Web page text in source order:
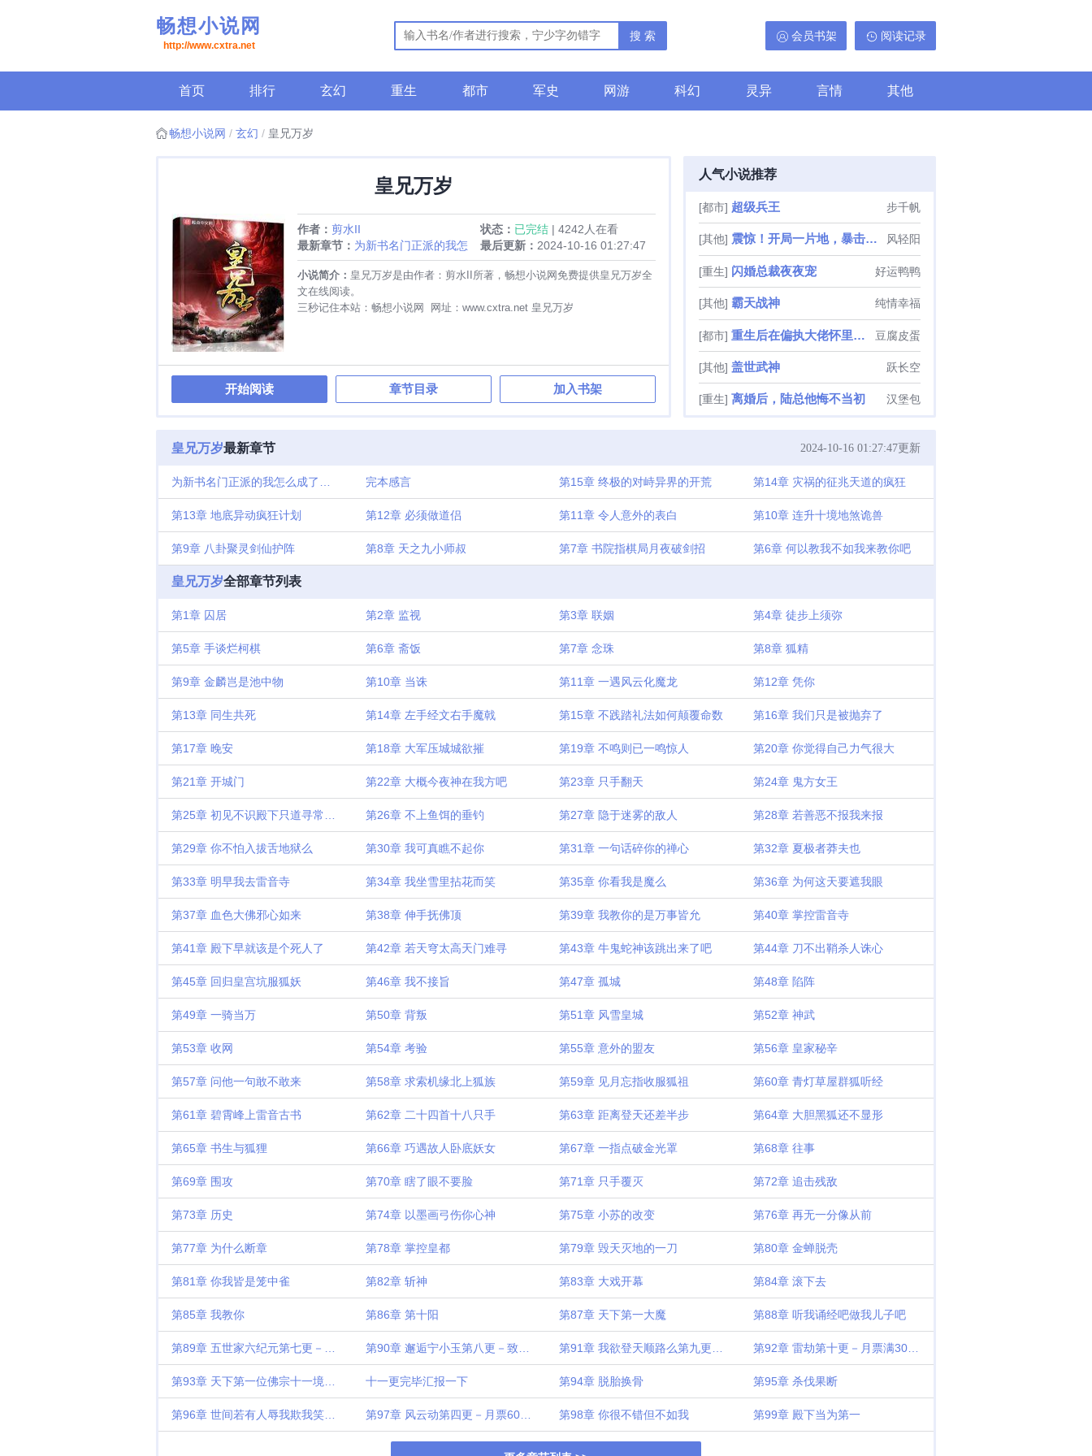
畅想小说网
http://www.cxtra.net
阅读记录
会员书架
搜 索
首页 排行 玄幻 重生 都市 军史 网游 科幻 灵异 言情 其他
畅想小说网 玄幻 皇兄万岁
皇兄万岁
作者： 剪水II 状态： 已完结 | 4242人在看
最新章节： 为新书名门正派的我怎
么成了魔皇求支持
最后更新： 2024-10-16 01:27:47
小说简介： 皇兄万岁是由作者：剪水II所著，畅想小说网免费提供皇兄万岁全
文在线阅读。
三秒记住本站：畅想小说网 网址：www.cxtra.net 皇兄万岁
开始阅读 章节目录 加入书架
人气小说推荐
[都市] 超级兵王 步千帆
[其他] 震惊！开局一片地，暴击出奇迹 风轻阳
[重生] 闪婚总裁夜夜宠 好运鸭鸭
[其他] 霸天战神 纯情幸福
[都市] 重生后在偏执大佬怀里撒野 豆腐皮蛋
[其他] 盖世武神 跃长空
[重生] 离婚后，陆总他悔不当初 汉堡包
皇兄万岁最新章节 2024-10-16 01:27:47更新
完本感言 第15章 终极的对峙异界的开荒 第14章 灾祸的征兆天道的疯狂
第13章 地底异动疯狂计划 第12章 必须做道侣 第11章 令人意外的表白 第10章 连升十境地煞诡兽
第9章 八卦聚灵剑仙护阵 第8章 天之九小师叔 第7章 书院指棋局月夜破剑招 第6章 何以教我不如我来教你吧
皇兄万岁全部章节列表
第1章 囚居 第2章 监视 第3章 联姻 第4章 徒步上须弥
第5章 手谈烂柯棋 第6章 斋饭 第7章 念珠 第8章 狐精
第9章 金麟岂是池中物 第10章 当诛 第11章 一遇风云化魔龙 第12章 凭你
第13章 同生共死 第14章 左手经文右手魔戟 第15章 不践踏礼法如何颠覆命数 第16章 我们只是被抛弃了
第17章 晚安 第18章 大军压城城欲摧 第19章 不鸣则已一鸣惊人 第20章 你觉得自己力气很大
第21章 开城门 第22章 大概今夜神在我方吧 第23章 只手翻天 第24章 鬼方女王
第26章 不上鱼饵的垂钓 第27章 隐于迷雾的敌人 第28章 若善恶不报我来报
第29章 你不怕入拔舌地狱么 第30章 我可真瞧不起你 第31章 一句话碎你的禅心 第32章 夏极者莽夫也
第33章 明早我去雷音寺 第34章 我坐雪里拈花而笑 第35章 你看我是魔么 第36章 为何这天要遮我眼
第37章 血色大佛邪心如来 第38章 伸手抚佛顶 第39章 我教你的是万事皆允 第40章 掌控雷音寺
第41章 殿下早就该是个死人了 第42章 若天穹太高天门难寻 第43章 牛鬼蛇神该跳出来了吧 第44章 刀不出鞘杀人诛心
第45章 回归皇宫坑服狐妖 第46章 我不接旨 第47章 孤城 第48章 陷阵
第49章 一骑当万 第50章 背叛 第51章 风雪皇城 第52章 神武
第53章 收网 第54章 考验 第55章 意外的盟友 第56章 皇家秘辛
第57章 问他一句敢不敢来 第58章 求索机缘北上狐族 第59章 见月忘指收服狐祖 第60章 青灯草屋群狐听经
第61章 碧霄峰上雷音古书 第62章 二十四首十八只手 第63章 距离登天还差半步 第64章 大胆黑狐还不显形
第65章 书生与狐狸 第66章 巧遇故人卧底妖女 第67章 一指点破金光罩 第68章 往事
第69章 围攻 第70章 瞎了眼不要脸 第71章 只手覆灭 第72章 追击残敌
第73章 历史 第74章 以墨画弓伤你心神 第75章 小苏的改变 第76章 再无一分像从前
第77章 为什么断章 第78章 掌控皇都 第79章 毁天灭地的一刀 第80章 金蝉脱壳
第81章 你我皆是笼中雀 第82章 斩神 第83章 大戏开幕 第84章 滚下去
第85章 我教你 第86章 第十阳 第87章 天下第一大魔 第88章 听我诵经吧做我儿子吧
第90章 邂逅宁小玉第八更－致盟主我本浪人刀不见鞘 第92章 雷劫第十更－月票满300加更
十一更完毕汇报一下 第94章 脱胎换骨 第95章 杀伐果断
第97章 风云动第四更－月票600加更 第98章 你很不错但不如我 第99章 殿下当为第一